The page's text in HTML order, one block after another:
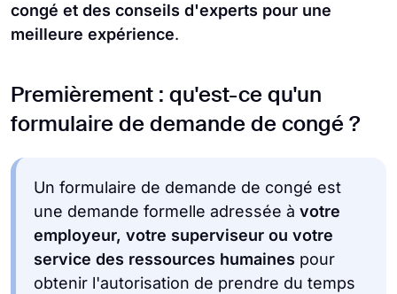
congé et des conseils d'experts pour une
meilleure expérience.
Premièrement : qu'est-ce qu'un
formulaire de demande de congé ?
Un formulaire de demande de congé est
une demande formelle adressée à votre
employeur, votre superviseur ou votre
service des ressources humaines pour
obtenir l'autorisation de prendre du temps